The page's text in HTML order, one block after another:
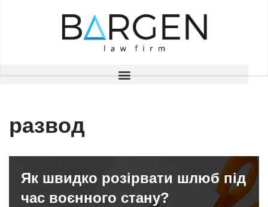
развод
Як швидко розірвати шлюб під
час воєнного стану?